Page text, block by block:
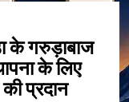
के गरुड़ाबाज
के लिए
प्रदान